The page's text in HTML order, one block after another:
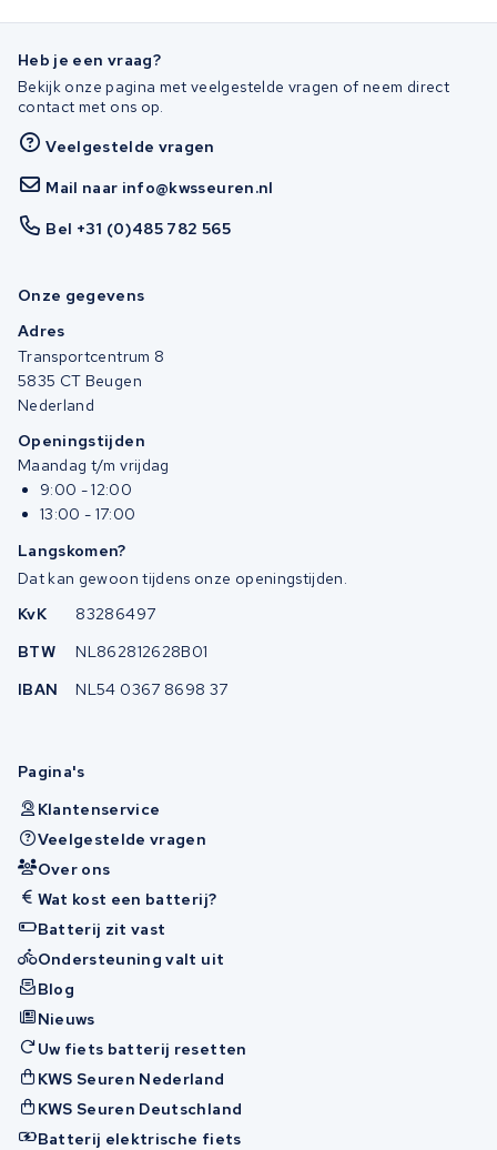
Heb je een vraag?
Bekijk onze pagina met veelgestelde vragen of neem direct
contact met ons op.
Veelgestelde vragen
Mail naar info@kwsseuren.nl
Bel +31 (0)485 782 565
Onze gegevens
Adres
Transportcentrum 8
5835 CT Beugen
Nederland
Openingstijden
Maandag t/m vrijdag
9:00 - 12:00
13:00 - 17:00
Langskomen?
Dat kan gewoon tijdens onze openingstijden.
KvK
83286497
BTW
NL862812628B01
IBAN
NL54 0367 8698 37
Pagina's
Klantenservice
Veelgestelde vragen
Over ons
Wat kost een batterij?
Batterij zit vast
Ondersteuning valt uit
Blog
Nieuws
Uw fiets batterij resetten
KWS Seuren Nederland
KWS Seuren Deutschland
Batterij elektrische fiets